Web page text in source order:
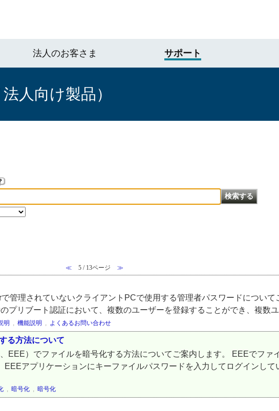
法人のお客さま サポート
人向け製品）
≪ 5 / 13ページ ≫
管理されていないクライアントPCで使用する管理者パスワードについ
プリブート認証において、複数のユーザーを登録することができ、複数
明 , 機能説明 , よくあるお問い合わせ
る方法について
EEE）でファイルを暗号化する方法についてご案内します。 EEEでファ
アプリケーションにキーファイルパスワードを入力してログインして
, 暗号化 , 暗号化